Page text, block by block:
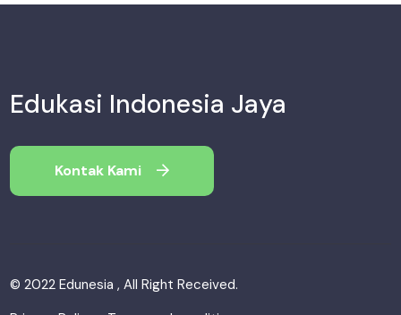
Edukasi Indonesia Jaya
Kontak Kami
© 2022 Edunesia , All Right Received.